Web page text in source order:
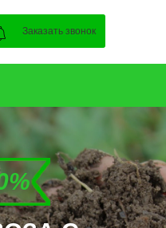
Заказать звонок